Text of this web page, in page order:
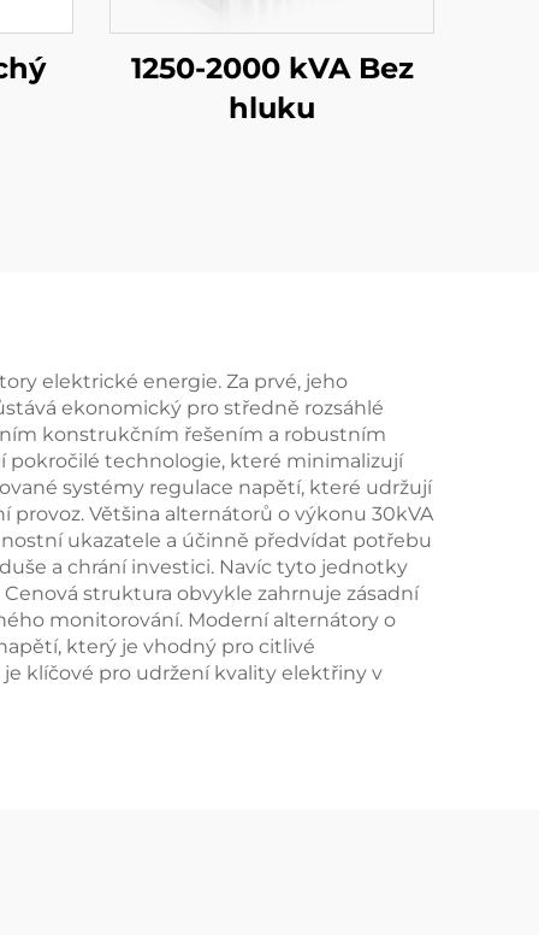
1250-2000 kVA Bez
hluku
elektrické energie. Za prvé, jeho
ekonomický pro středně rozsáhlé
konstrukčním řešením a robustním
pokročilé technologie, které minimalizují
systémy regulace napětí, které udržují
Většina alternátorů o výkonu 30kVA
ukazatele a účinně předvídat potřebu
a chrání investici. Navíc tyto jednotky
struktura obvykle zahrnuje zásadní
monitorování. Moderní alternátory o
který je vhodný pro citlivé
klíčové pro udržení kvality elektřiny v